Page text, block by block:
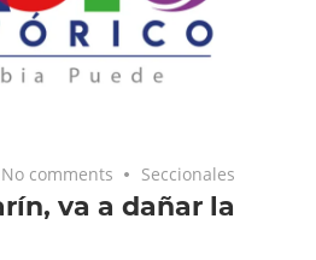
No comments Seccionales
va a dañar la